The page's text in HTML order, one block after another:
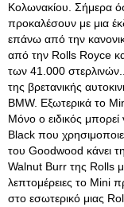
Κολωνακίου. Σήμερα
προκαλέσουν με μια
επάνω από την
από την Rolls Royce
των 41.000
της βρετανικής
BMW. Εξωτερικά το
Μόνο ο ειδικός μπορεί
Black που
του Goodwood κάνει
Walnut Burr της Rolls
λεπτομέρειες το Mini
στο εσωτερικό μιας